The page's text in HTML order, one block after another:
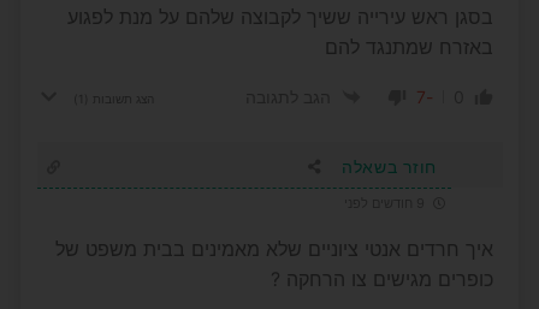
בסגן ראש עירייה ששיך לקבוצה שלהם על מנת לפגוע
באזרח שמתנגד להם
-7 הצג תשובות
חוזר בשאלה
איך חרדים אנטי ציוניים שלא מאמינים בבית משפט של
כופרים מגישים צו הרחקה ?